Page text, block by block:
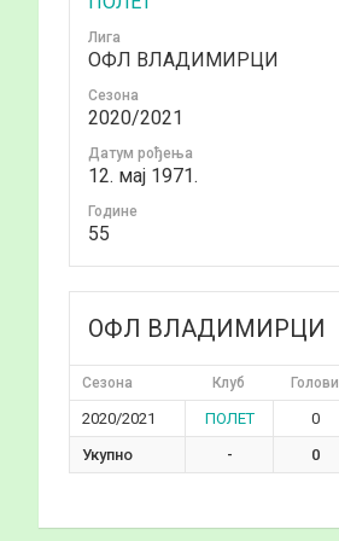
Лига
ОФЛ ВЛАДИМИРЦИ
Сезона
2020/2021
Датум рођења
12. мај 1971.
Годинe
55
ОФЛ ВЛАДИМИРЦИ
Сезона Клуб Голови
2020/2021 ПОЛЕТ 0
Укупно
- 0